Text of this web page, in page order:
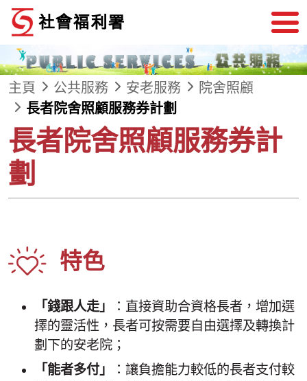
跳到內容
主頁 公共服務 安老服務
院舍照顧
長者院舍照顧服務券計劃
長者院舍照顧服務券計
劃
特色
「錢跟人走」
：直接資助合資格長者，增加選
擇的靈活性，長者可按需要自由選擇及轉換計
劃下的安老院；
「能者多付」
：讓負擔能力較低的長者支付較